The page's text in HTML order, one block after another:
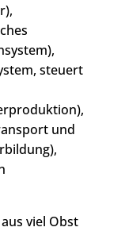
steuert
und
viel Obst